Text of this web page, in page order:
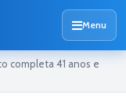
Menu
completa 41 anos e